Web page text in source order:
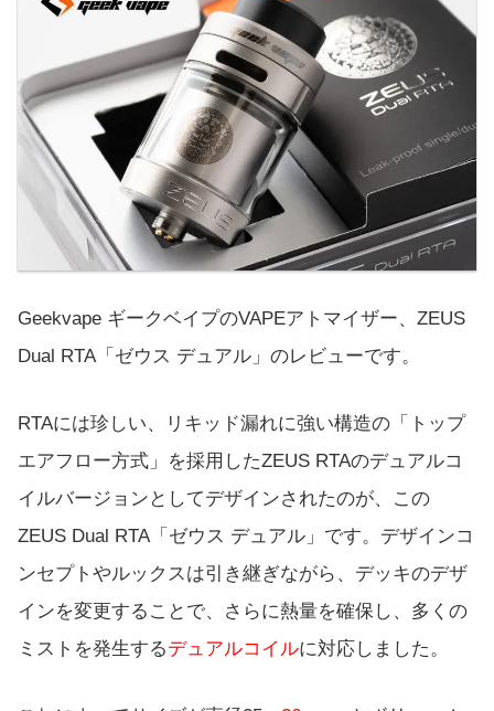
Geekvape ギークベイプのVAPEアトマイザー、ZEUS
Dual RTA「ゼウス デュアル」のレビューです。
RTAには珍しい、リキッド漏れに強い構造の「トップ
エアフロー方式」を採用したZEUS RTAのデュアルコ
イルバージョンとしてデザインされたのが、この
ZEUS Dual RTA「ゼウス デュアル」です。デザインコ
ンセプトやルックスは引き継ぎながら、デッキのデザ
インを変更することで、さらに熱量を確保し、多くの
ミストを発生するデュアルコイルに対応しました。